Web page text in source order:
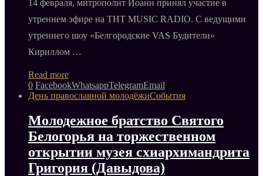
14 февраля, митрополит Иоанн принял участие в
утреннем эфире на ТНТ MUSIC RADIO. С ведущими
утреннего шоу «Белгородские VAS Будители»
Кириллом …
Read more
0 FacebookWhatsappTelegramEmail
День православной молодёжиСобытия
Молодежное братство Святого
Белогорья на торжественном
открытии музея схиархимандрита
Григория (Давыдова)